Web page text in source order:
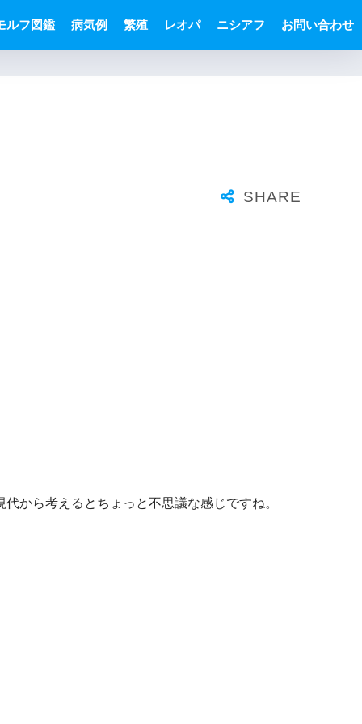
フ図鑑 病気例 繁殖 レオパ ニシアフ お問い合わせ
から考えるとちょっと不思議な感じですね。